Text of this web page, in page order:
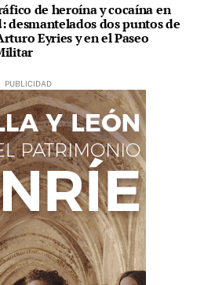
de heroína y cocaína en
desmantelados dos puntos de
Eyries y en el Paseo